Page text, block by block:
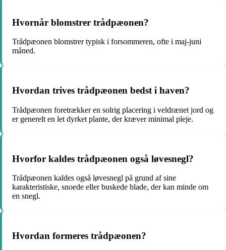
Hvornår blomstrer trådpæonen?
Trådpæonen blomstrer typisk i forsommeren, ofte i maj-juni
måned.
Hvordan trives trådpæonen bedst i haven?
Trådpæonen foretrækker en solrig placering i veldrænet jord og
er generelt en let dyrket plante, der kræver minimal pleje.
Hvorfor kaldes trådpæonen også løvesnegl?
Trådpæonen kaldes også løvesnegl på grund af sine
karakteristiske, snoede eller buskede blade, der kan minde om
en snegl.
Hvordan formeres trådpæonen?